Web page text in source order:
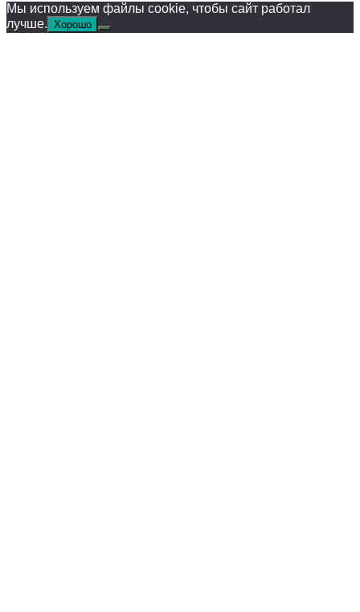
Мы используем файлы cookie, чтобы сайт работал
лучше. Хорошо